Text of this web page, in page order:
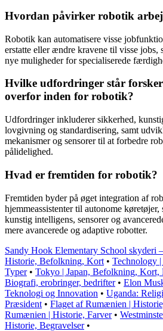
Hvordan påvirker robotik
Robotik kan automatisere visse
erstatte eller ændre kravene til visse jobs,
nye muligheder for specialiserede
Hvilke udfordringer står
overfor inden for robotik?
Udfordringer inkluderer sikkerhed,
lovgivning og standardisering, samt
mekanismer og sensorer til at forbedre
pålidelighed.
Hvad er fremtiden for robotik?
Fremtiden byder på øget integration af
hjemmeassistenter til autonome
kunstig intelligens, sensorer og
mere avancerede og adaptive robotter.
Sandy Hook Elementary School skyderi
Historie, Befolkning, Kort • Technology
Typer• Tokyo | Japan, Befolkning, Kort,
Biografi, erobringer, bedrifter• Elon
Teknologi og Innovation • Uganda:
Præsident • Flaget af Rumænien |
Rumænien | Historie, Farver•
Historie, Begravelser•